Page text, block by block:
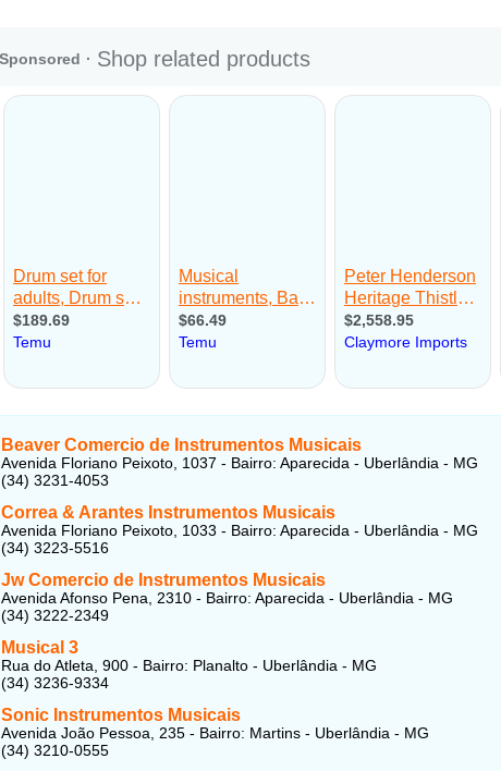
Beaver Comercio de Instrumentos Musicais
Avenida Floriano Peixoto, 1037 - Bairro: Aparecida - Uberlândia - MG
(34) 3231-4053
Correa & Arantes Instrumentos Musicais
Avenida Floriano Peixoto, 1033 - Bairro: Aparecida - Uberlândia - MG
(34) 3223-5516
Jw Comercio de Instrumentos Musicais
Avenida Afonso Pena, 2310 - Bairro: Aparecida - Uberlândia - MG
(34) 3222-2349
Musical 3
Rua do Atleta, 900 - Bairro: Planalto - Uberlândia - MG
(34) 3236-9334
Sonic Instrumentos Musicais
Avenida João Pessoa, 235 - Bairro: Martins - Uberlândia - MG
(34) 3210-0555